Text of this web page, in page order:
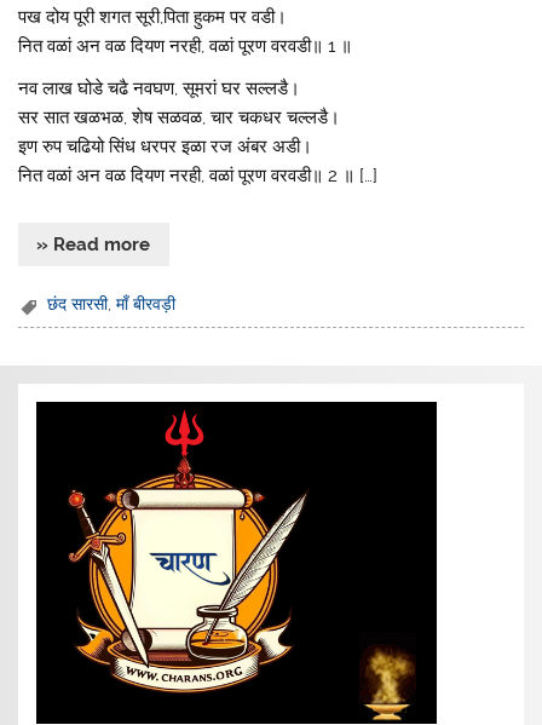
पख दोय पूरी शगत सूरी,पिता हुकम पर वडी।
नित वळां अन वळ दियण नरही, वळां पूरण वरवडी॥ 1 ॥
नव लाख घोडे चढै नवघण, सूमरां घर सल्लडै।
सर सात खळभळ, शेष सळवळ, चार चकधर चल्लडै।
इण रुप चढियो सिंध धरपर इळा रज अंबर अडी।
नित वळां अन वळ दियण नरही, वळां पूरण वरवडी॥ 2 ॥ […]
» Read more
छंद सारसी,माँ बीरवड़ी